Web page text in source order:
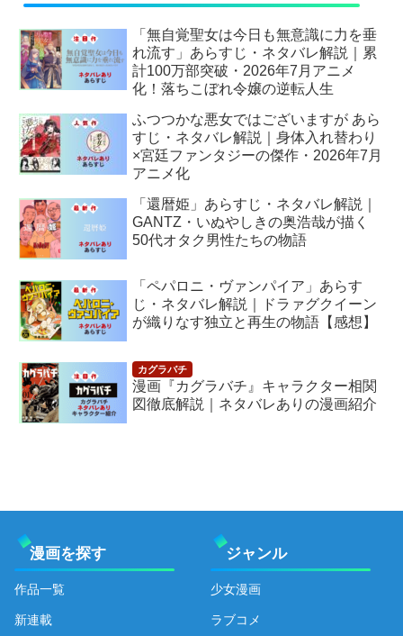
「無自覚聖女は今日も無意識に力を垂
れ流す」あらすじ・ネタバレ解説｜累
計100万部突破・2026年7月アニメ
化！落ちこぼれ令嬢の逆転人生
ふつつかな悪女ではございますが あら
すじ・ネタバレ解説｜身体入れ替わり
×宮廷ファンタジーの傑作・2026年7月
アニメ化
「還暦姫」あらすじ・ネタバレ解説｜
GANTZ・いぬやしきの奥浩哉が描く
50代オタク男性たちの物語
「ペパロニ・ヴァンパイア」あらす
じ・ネタバレ解説｜ドラァグクイーン
が織りなす独立と再生の物語【感想】
漫画『カグラバチ』キャラクター相関
図徹底解説｜ネタバレありの漫画紹介
漫画を探す
作品一覧
新連載
ジャンル
少女漫画
ラブコメ